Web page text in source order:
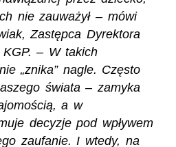
nie zauważył – mówi
Zastępca Dyrektora
KGP. – W takich
„znika” nagle. Często
świata – zamyka
a w
decyzje pod wpływem
zaufanie. I wtedy, na